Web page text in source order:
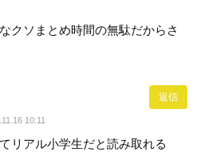
クソまとめ時間の無駄だからさ
返信
10:11
リアル小学生だと読み取れる